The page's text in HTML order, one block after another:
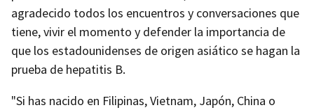
agradecido todos los encuentros y conversaciones que
tiene, vivir el momento y defender la importancia de
que los estadounidenses de origen asiático se hagan la
prueba de hepatitis B.
"Si has nacido en Filipinas, Vietnam, Japón, China o